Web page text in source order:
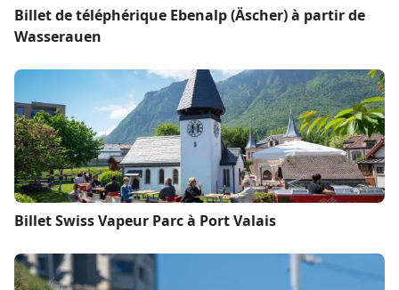
Billet de téléphérique Ebenalp (Äscher) à partir de
Wasserauen
Billet Swiss Vapeur Parc à Port Valais